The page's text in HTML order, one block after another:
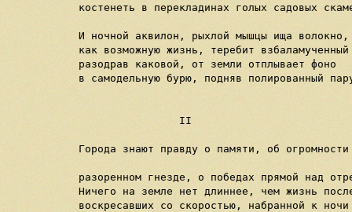
костенеть в перекладинах голых садовых
И ночной аквилон, рыхлой мышцы ища волокно,
как возможную жизнь, теребит
разодрав каковой, от земли отплывает
в самодельную бурю, подняв
II
Города знают правду о памяти, об
разоренном гнезде, о победах прямой над
Ничего на земле нет длиннее, чем жизнь
воскресавших со скоростью, набранной к